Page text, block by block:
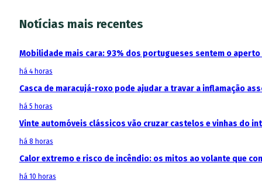
Notícias mais recentes
Mobilidade mais cara: 93% dos portugueses sentem o
há 4 horas
Casca de maracujá-roxo pode ajudar a travar a inflamação
há 5 horas
Vinte automóveis clássicos vão cruzar castelos e vinhas do
há 8 horas
Calor extremo e risco de incêndio: os mitos ao volante que
há 10 horas